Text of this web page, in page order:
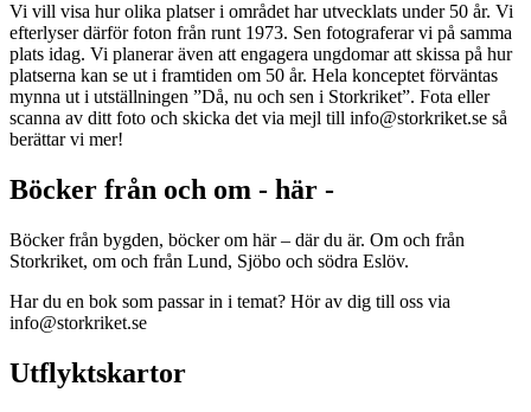
Vi vill visa hur olika platser i området har utvecklats under 50 år. Vi
efterlyser därför foton från runt 1973. Sen fotograferar vi på samma
plats idag. Vi planerar även att engagera ungdomar att skissa på hur
platserna kan se ut i framtiden om 50 år. Hela konceptet förväntas
mynna ut i utställningen ”Då, nu och sen i Storkriket”. Fota eller
scanna av ditt foto och skicka det via mejl till info@storkriket.se så
berättar vi mer!
Böcker från och om - här -
Böcker från bygden, böcker om här – där du är. Om och från
Storkriket, om och från Lund, Sjöbo och södra Eslöv.
Har du en bok som passar in i temat? Hör av dig till oss via
info@storkriket.se
Utflyktskartor